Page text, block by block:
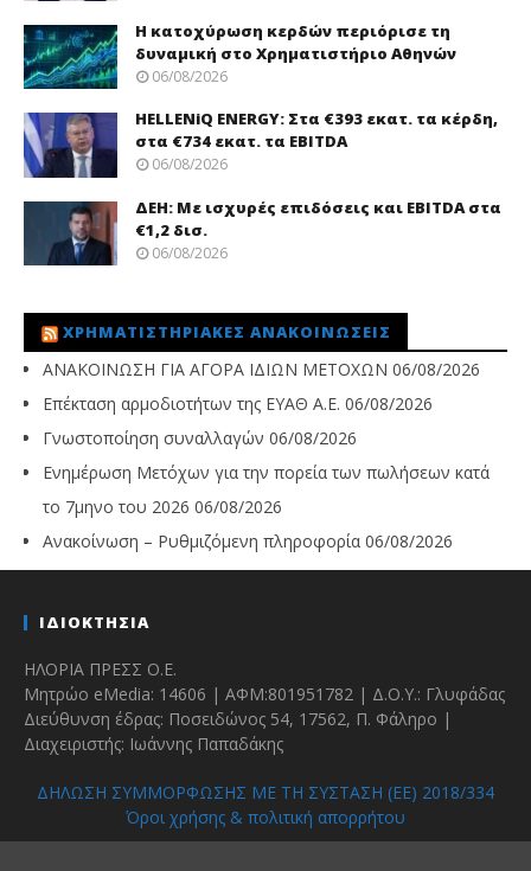
Η κατοχύρωση κερδών περιόρισε τη
δυναμική στο Χρηματιστήριο Αθηνών
06/08/2026
HELLENiQ ENERGY: Στα €393 εκατ. τα κέρδη,
στα €734 εκατ. τα EBITDA
06/08/2026
ΔΕΗ: Με ισχυρές επιδόσεις και EBITDA στα
€1,2 δισ.
06/08/2026
ΧΡΗΜΑΤΙΣΤΗΡΙΑΚΈΣ ΑΝΑΚΟΙΝΏΣΕΙΣ
ΑΝΑΚΟΙΝΩΣΗ ΓΙΑ ΑΓΟΡΑ ΙΔΙΩΝ ΜΕΤΟΧΩΝ 06/08/2026
Επέκταση αρμοδιοτήτων της ΕΥΑΘ Α.Ε. 06/08/2026
Γνωστοποίηση συναλλαγών 06/08/2026
Ενημέρωση Μετόχων για την πορεία των πωλήσεων κατά
το 7μηνο του 2026 06/08/2026
Ανακοίνωση – Ρυθμιζόμενη πληροφορία 06/08/2026
ΙΔΙΟΚΤΗΣΙΑ
ΗΛΟΡΙΑ ΠΡΕΣΣ Ο.Ε.
Μητρώο eMedia: 14606 | ΑΦΜ:801951782 | Δ.Ο.Υ.: Γλυφάδας
Διεύθυνση έδρας: Ποσειδώνος 54, 17562, Π. Φάληρο |
Διαχειριστής: Ιωάννης Παπαδάκης
ΔΗΛΩΣΗ ΣΥΜΜΟΡΦΩΣΗΣ ΜΕ ΤΗ ΣΥΣΤΑΣΗ (ΕΕ) 2018/334
Όροι χρήσης & πολιτική απορρήτου